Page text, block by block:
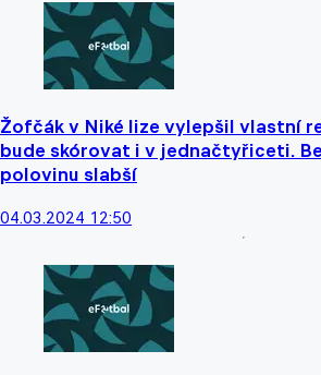
Žofčák v Niké lize vylepšil vlastní
bude skórovat i v jednačtyřiceti.
polovinu slabší
04.03.2024 12:50